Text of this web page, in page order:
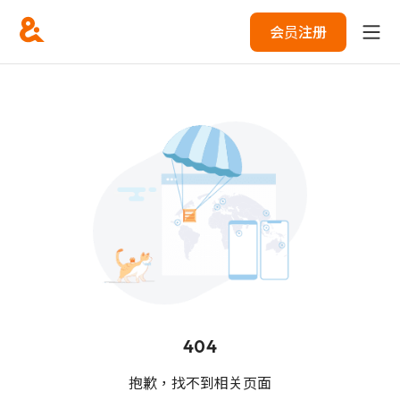
会员注册
404
抱歉，找不到相关页面